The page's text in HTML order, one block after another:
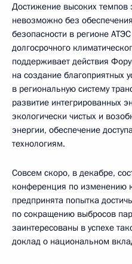
Достижение высоких темпов
невозможно без
безопасности в регионе
долгосрочного
поддерживает действия
на создание благоприятных
в региональную систему
развитие интегрированных
экологически чистых и
энергии, обеспечение
технологиям.
Совсем скоро, в декабре,
конференция по изменению
предпринята попытка
по сокращению выбросов
заинтересованы в успехе
доклад о национальном